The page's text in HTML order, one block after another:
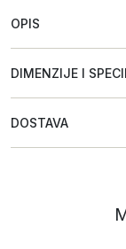
OPIS
DIMENZIJE I
DOSTAVA